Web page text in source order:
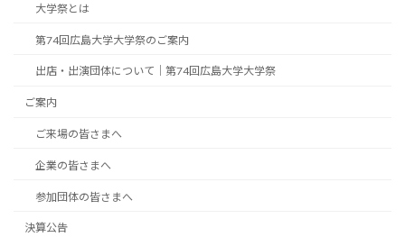
大学祭とは
第74回広島大学大学祭のご案内
出店・出演団体について｜第74回広島大学大学祭
ご案内
ご来場の皆さまへ
企業の皆さまへ
参加団体の皆さまへ
決算公告